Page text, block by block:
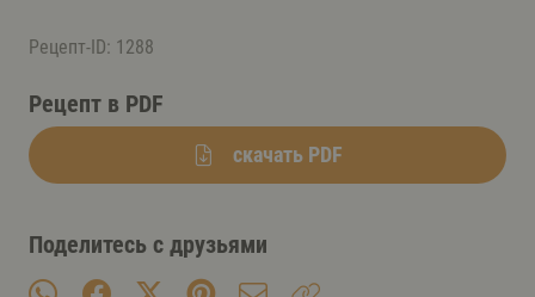
Рецепт-ID: 1288
Рецепт в PDF
скачать PDF
Поделитесь с друзьями